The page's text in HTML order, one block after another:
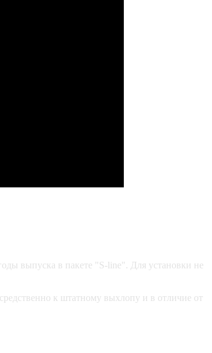
выпуска в пакете "S-line". Для установки не
к штатному выхлопу и в отличие от